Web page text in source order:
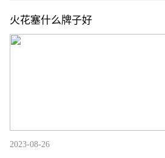
火花塞什么牌子好
2023-08-26